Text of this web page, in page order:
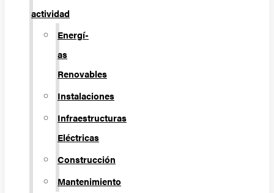
actividad
Energí­
as
Renovables
Instalaciones
Infraestructuras
Eléctricas
Construcción
Mantenimiento